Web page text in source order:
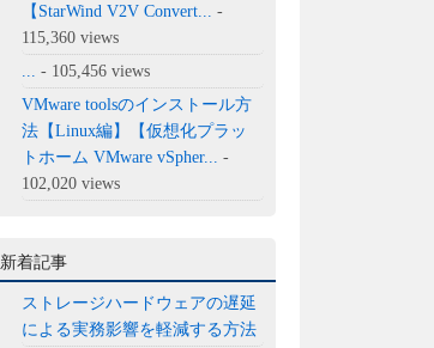
【StarWind V2V Convert...
-
115,360 views
- 105,456 views
VMware toolsのインストール方
法【Linux編】【仮想化プラッ
トホーム VMware vSpher...
-
102,020 views
新着記事
ストレージハードウェアの遅延
による実務影響を軽減する方法